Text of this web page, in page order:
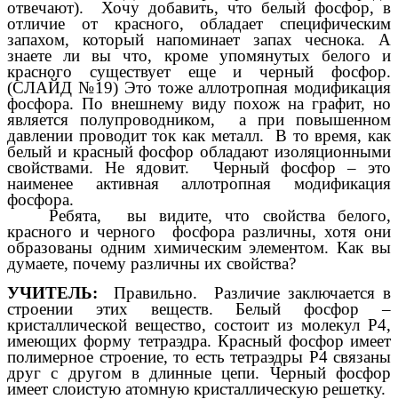
отвечают). Хочу добавить, что белый фосфор, в
отличие от красного, обладает специфическим
запахом, который напоминает запах чеснока. А
знаете ли вы что, кроме упомянутых белого и
красного существует еще и черный фосфор.
(СЛАЙД №19) Это тоже аллотропная модификация
фосфора. По внешнему виду похож на графит, но
является полупроводником, а при повышенном
давлении проводит ток как металл. В то время, как
белый и красный фосфор обладают изоляционными
свойствами. Не ядовит. Черный фосфор – это
наименее активная аллотропная модификация
фосфора.
Ребята, вы видите, что свойства белого,
красного и черного фосфора различны, хотя они
образованы одним химическим элементом. Как вы
думаете, почему различны их свойства?
УЧИТЕЛЬ: Правильно. Различие заключается в
строении этих веществ. Белый фосфор –
кристаллической вещество, состоит из молекул Р4,
имеющих форму тетраэдра. Красный фосфор имеет
полимерное строение, то есть тетраэдры Р4 связаны
друг с другом в длинные цепи. Черный фосфор
имеет слоистую атомную кристаллическую решетку.